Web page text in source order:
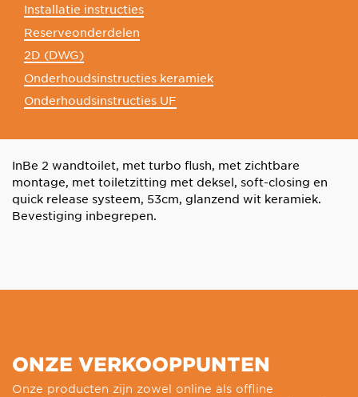
Installatie instructies
Reserveonderdelen
2D (DWG)
Onderhoudsinstructies keramiek
Onderhoudsinstructies UF
InBe 2 wandtoilet, met turbo flush, met zichtbare
montage, met toiletzitting met deksel, soft-closing en
quick release systeem, 53cm, glanzend wit keramiek.
Bevestiging inbegrepen.
ONZE VERKOOPPUNTEN
Onze producten zijn zowel online als offline